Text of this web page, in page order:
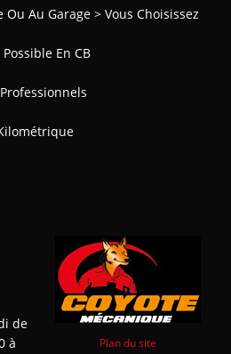
Au Garage > Vous Choisissez
En CB
de
à
Plan du site